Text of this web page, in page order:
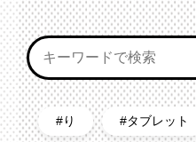
り タブレット